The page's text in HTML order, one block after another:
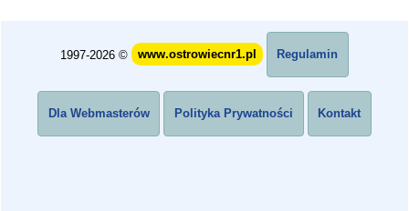
1997-2026 © www.ostrowiecnr1.pl Regulamin
Dla Webmasterów Polityka Prywatności Kontakt